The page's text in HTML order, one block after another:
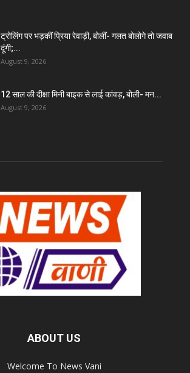
ट्रोलिंग पर भड़कीं प्रिया रेवाड़ी, बोलीं- गलत बोलोगे तो जवाब
दूंगी;...
August 9, 2026
12 साल की दीक्षा मिनी बाइक से लाई कांवड़, बोली- मन...
August 9, 2026
ABOUT US
Welcome To News Vani